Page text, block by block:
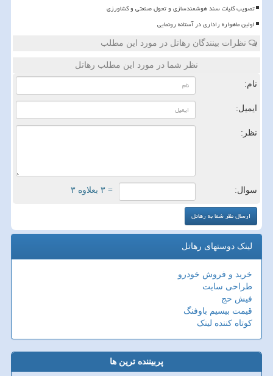
تصویب کلیات سند هوشمندسازی و تحول صنعتی و کشاورزی
اولین ماهواره راداری در آستانه رونمایی
نظرات بینندگان رهاتل در مورد این مطلب
نظر شما در مورد این مطلب رهاتل
نام:
ایمیل:
نظر:
سوال: = ۳ بعلاوه ۳
لینک دوستهای رهاتل
خرید و فروش خودرو
طراحی سایت
فیش حج
قیمت بیسیم باوفنگ
کوتاه کننده لینک
پربیننده ترین ها